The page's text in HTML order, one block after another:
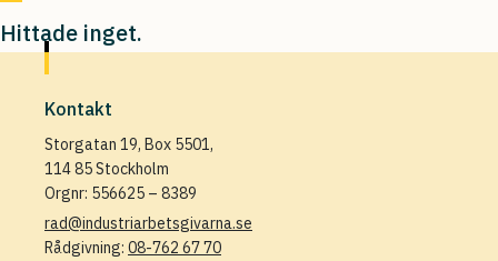
Hittade inget.
Kontakt
Storgatan 19, Box 5501,
114 85 Stockholm
Orgnr: 556625 – 8389
rad@industriarbetsgivarna.se
Rådgivning: 08-762 67 70